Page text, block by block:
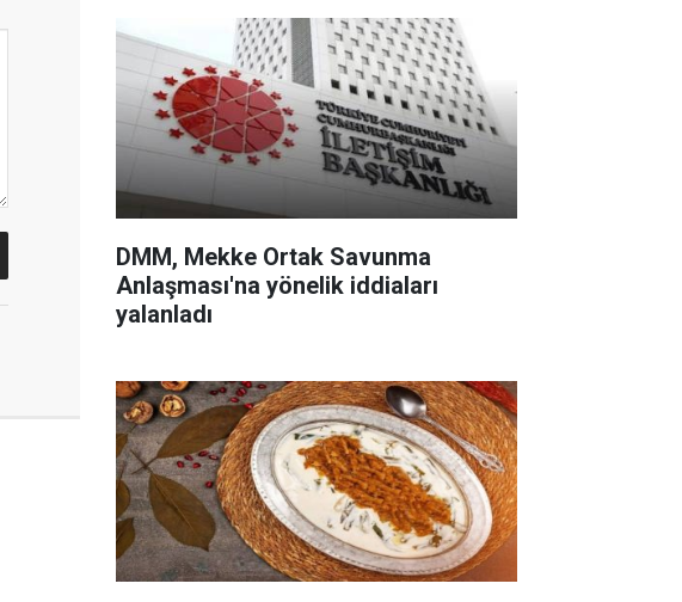
DMM, Mekke Ortak Savunma
Anlaşması'na yönelik iddiaları
yalanladı